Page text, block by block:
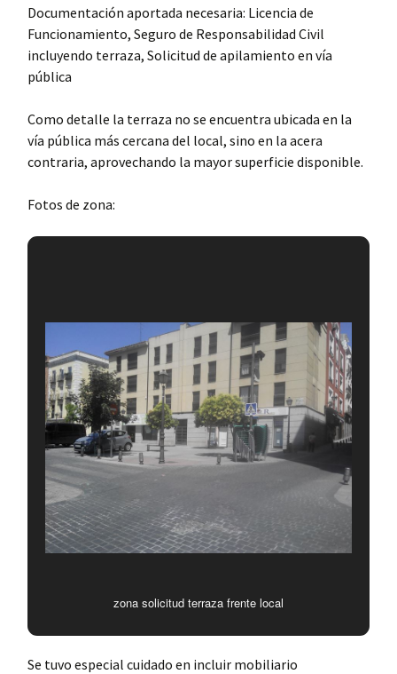
Documentación aportada necesaria: Licencia de
Funcionamiento, Seguro de Responsabilidad Civil
incluyendo terraza, Solicitud de apilamiento en vía
pública
Como detalle la terraza no se encuentra ubicada en la
vía pública más cercana del local, sino en la acera
contraria, aprovechando la mayor superficie disponible.
Fotos de zona:
zona solicitud terraza frente local
Se tuvo especial cuidado en incluir mobiliario